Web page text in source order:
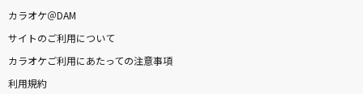
カラオケ＠DAM
サイトのご利用について
カラオケご利用にあたっての注意事項
利用規約